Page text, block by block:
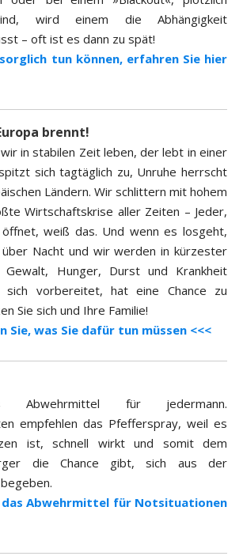
wird einem die Abhängigkeit
– oft ist es dann zu spät!
tun können, erfahren Sie hier
brennt!
in stabilen Zeit leben, der lebt in einer
sich tagtäglich zu, Unruhe herrscht
Ländern. Wir schlittern mit hohem
Wirtschaftskrise aller Zeiten – Jeder,
weiß das. Und wenn es losgeht,
Nacht und wir werden in kürzester
Hunger, Durst und Krankheit
vorbereitet, hat eine Chance zu
Sie sich und Ihre Familie!
Sie, was Sie dafür tun müssen <<<
Abwehrmittel für jedermann.
empfehlen das Pfefferspray, weil es
ist, schnell wirkt und somit dem
die Chance gibt, sich aus der
das Abwehrmittel für Notsituationen